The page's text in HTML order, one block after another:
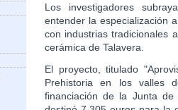
Los investigadores
entender la especialización
con industrias tradicionales
cerámica de Talavera.
El proyecto, titulado
Prehistoria en los valles
financiación de la Junta de